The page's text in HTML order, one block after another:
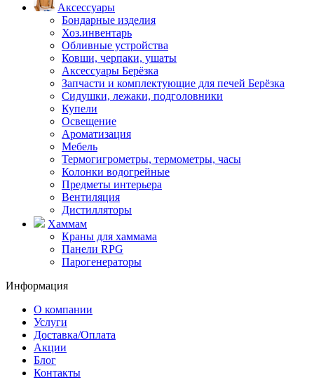
Аксессуары
Бондарные изделия
Хоз.инвентарь
Обливные устройства
Ковши, черпаки, ушаты
Аксессуары Берёзка
Запчасти и комплектующие для печей Берёзка
Сидушки, лежаки, подголовники
Купели
Освещение
Ароматизация
Мебель
Термогигрометры, термометры, часы
Колонки водогрейные
Предметы интерьера
Вентиляция
Дистилляторы
Хаммам
Краны для хаммама
Панели RPG
Парогенераторы
Информация
О компании
Услуги
Доставка/Оплата
Акции
Блог
Контакты